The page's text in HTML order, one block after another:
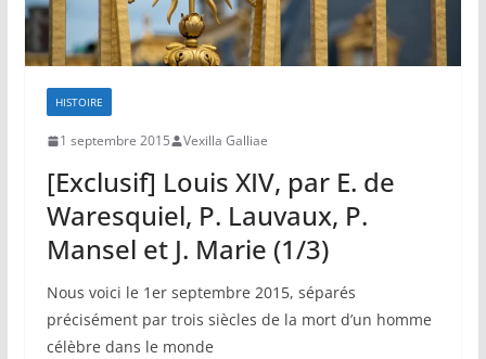
HISTOIRE
1 septembre 2015 Vexilla Galliae
[Exclusif] Louis XIV, par E. de
Waresquiel, P. Lauvaux, P.
Mansel et J. Marie (1/3)
Nous voici le 1er septembre 2015, séparés
précisément par trois siècles de la mort d’un homme
célèbre dans le monde